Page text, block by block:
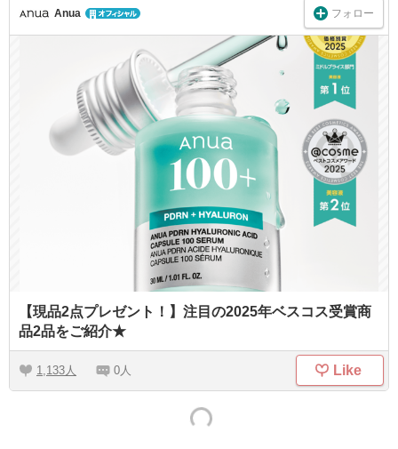
Anua フォロー
【現品2点プレゼント！】注目の2025年ベスコス受賞商
品2品をご紹介★
1,133 0 Like